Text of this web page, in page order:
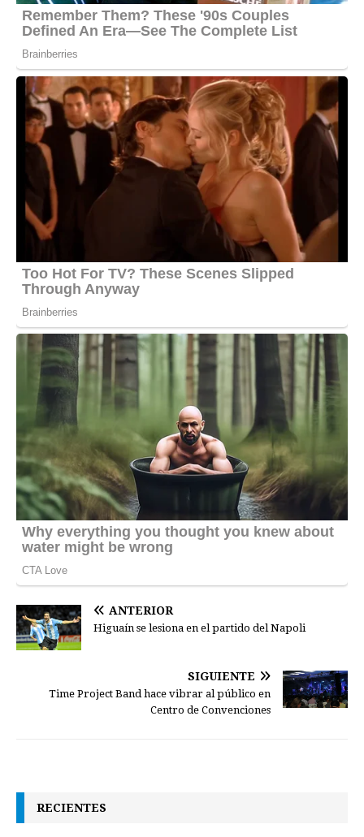
ANTERIOR
Higuaín se lesiona en el partido del Napoli
SIGUIENTE
Time Project Band hace vibrar al público en
Centro de Convenciones
RECIENTES